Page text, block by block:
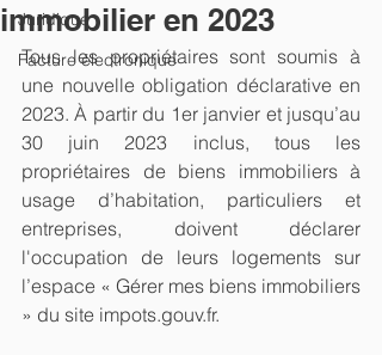
Juridique
Facture électronique
immobilier en 2023
Tous les propriétaires sont soumis à
une nouvelle obligation déclarative en
2023. À partir du 1er janvier et jusqu’au
30 juin 2023 inclus, tous les
propriétaires de biens immobiliers à
usage d’habitation, particuliers et
entreprises, doivent déclarer
l'occupation de leurs logements sur
l’espace « Gérer mes biens immobiliers
» du site impots.gouv.fr.